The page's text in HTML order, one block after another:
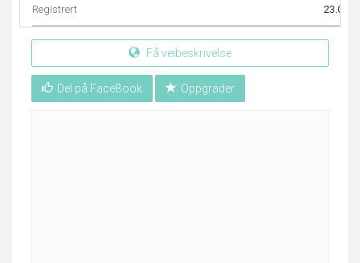
Registrert
Få veibeskrivelse
Del på FaceBook Oppgrader